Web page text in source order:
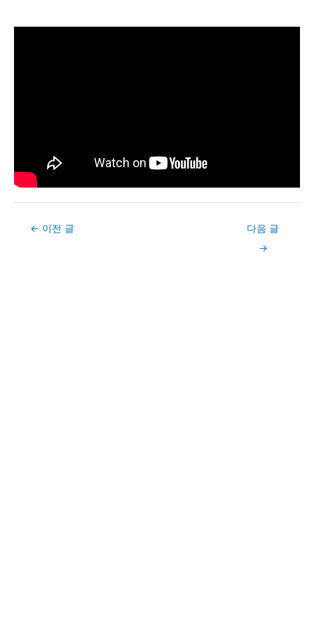
Post← 이전 글
다음 글
→